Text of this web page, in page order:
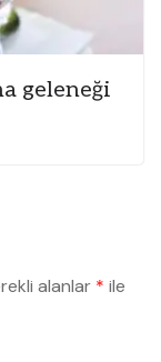
geleneği
alanlar * ile